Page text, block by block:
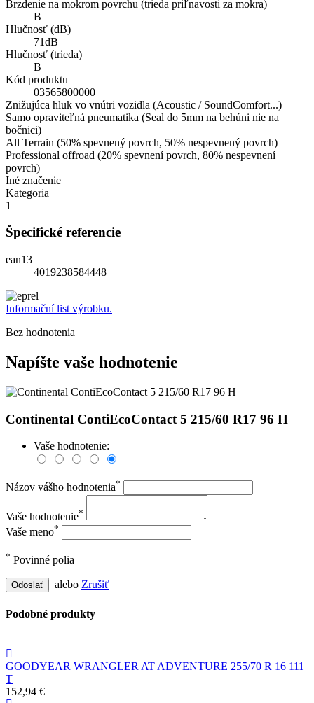
Brzdenie na mokrom povrchu (trieda priľnavosti za mokra)
B
Hlučnosť (dB)
71dB
Hlučnosť (trieda)
B
Kód produktu
03565800000
Znižujúca hluk vo vnútri vozidla (Acoustic / SoundComfort...)
Samo opraviteľná pneumatika (Seal do 5mm na behúni nie na
bočnici)
All Terrain (50% spevnený povrch, 50% nespevnený povrch)
Professional offroad (20% spevnení povrch, 80% nespevnení
povrch)
Iné značenie
Kategoria
1
Špecifické referencie
ean13
4019238584448
Informační list výrobku.
Bez hodnotenia
Napíšte vaše hodnotenie
Continental ContiEcoContact 5 215/60 R17 96 H
Vaše hodnotenie:
Názov vášho hodnotenia*
Vaše hodnotenie*
Vaše meno*
* Povinné polia
Odoslať alebo Zrušiť
Podobné produkty
GOODYEAR WRANGLER AT ADVENTURE 255/70 R 16 111
T
152,94 €